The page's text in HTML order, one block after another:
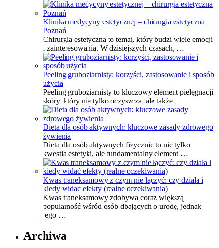
Klinika medycyny estetycznej – chirurgia estetyczna
Poznań
Chirurgia estetyczna to temat, który budzi wiele emocji
i zainteresowania. W dzisiejszych czasach, …
Peeling gruboziarnisty: korzyści, zastosowanie i sposób
użycia
Peeling gruboziarnisty to kluczowy element pielęgnacji
skóry, który nie tylko oczyszcza, ale także …
Dieta dla osób aktywnych: kluczowe zasady zdrowego
żywienia
Dieta dla osób aktywnych fizycznie to nie tylko
kwestia estetyki, ale fundamentalny element …
Kwas traneksamowy z czym nie łączyć: czy działa i
kiedy widać efekty (realne oczekiwania)
Kwas traneksamowy zdobywa coraz większą
popularność wśród osób dbających o urodę, jednak
jego …
Archiwa